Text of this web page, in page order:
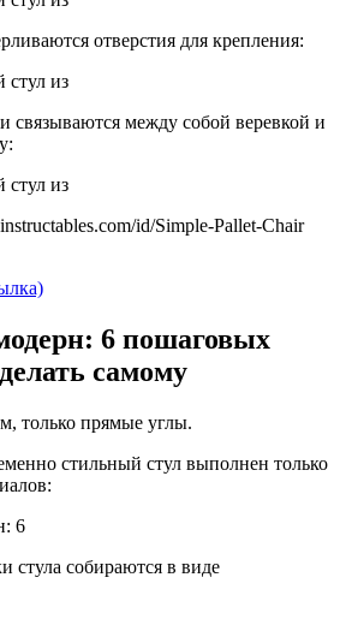
отверстия для крепления:
связываются между собой веревкой и
id/Simple-Pallet-Chair
6 пошаговых
самому
только прямые углы.
стильный стул выполнен только
стула собираются в виде